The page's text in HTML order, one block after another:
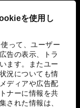
を使用し
って、ユーザー
告の表示、トラ
ます。またユー
況についても情
ディアや広告配
ナーに情報を共
された情報は、